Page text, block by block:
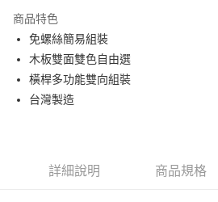
全盈+PAY
ATM付款
運送方式
商品特色
免螺絲簡易組裝
木板雙面雙色自由選
橫桿多功能雙向組裝
台灣製造
詳細說明 商品規格